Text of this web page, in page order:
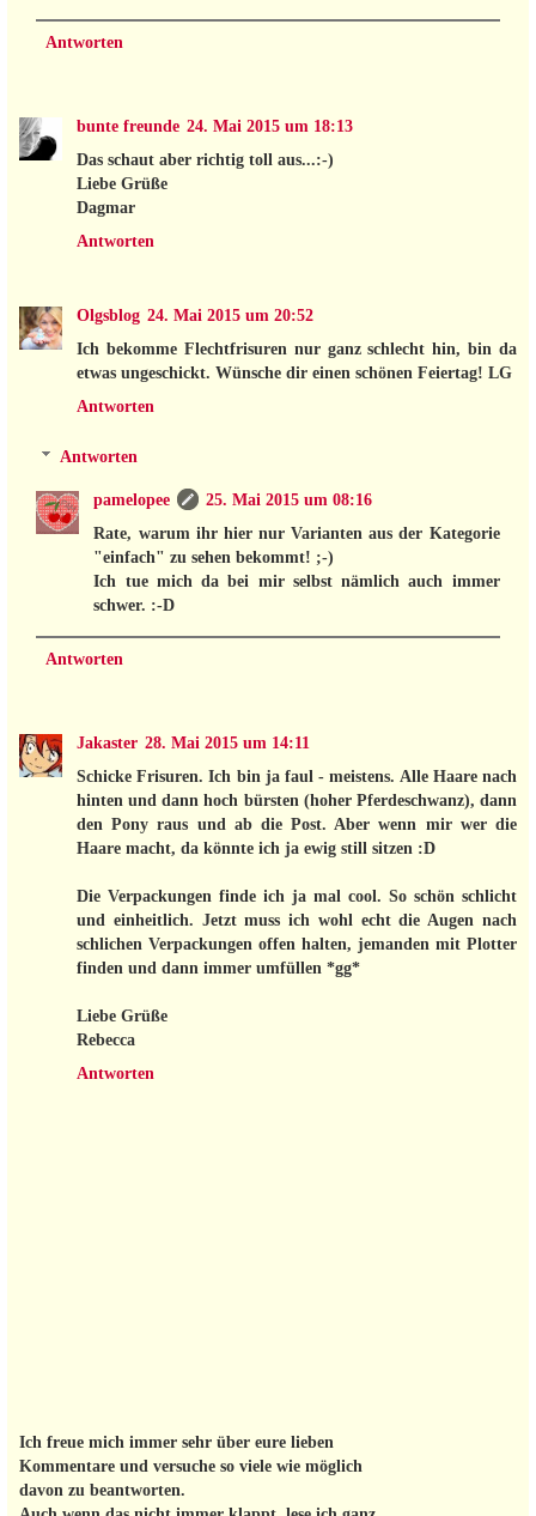
Antworten
bunte freunde 24. Mai 2015 um 18:13
Das schaut aber richtig toll aus...:-)
Liebe Grüße
Dagmar
Antworten
Olgsblog 24. Mai 2015 um 20:52
Ich bekomme Flechtfrisuren nur ganz schlecht hin, bin da
etwas ungeschickt. Wünsche dir einen schönen Feiertag! LG
Antworten
Antworten
pamelopee
25. Mai 2015 um 08:16
Rate, warum ihr hier nur Varianten aus der Kategorie
"einfach" zu sehen bekommt! ;-)
Ich tue mich da bei mir selbst nämlich auch immer
schwer. :-D
Antworten
Jakaster 28. Mai 2015 um 14:11
Schicke Frisuren. Ich bin ja faul - meistens. Alle Haare nach
hinten und dann hoch bürsten (hoher Pferdeschwanz), dann
den Pony raus und ab die Post. Aber wenn mir wer die
Haare macht, da könnte ich ja ewig still sitzen :D
Die Verpackungen finde ich ja mal cool. So schön schlicht
und einheitlich. Jetzt muss ich wohl echt die Augen nach
schlichen Verpackungen offen halten, jemanden mit Plotter
finden und dann immer umfüllen *gg*
Liebe Grüße
Rebecca
Antworten
Ich freue mich immer sehr über eure lieben
Kommentare und versuche so viele wie möglich
davon zu beantworten.